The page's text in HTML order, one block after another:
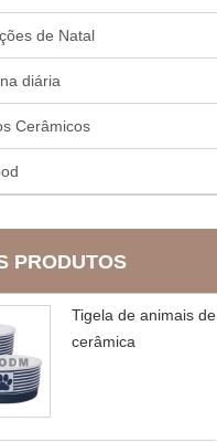
de Natal
diária
Cerâmicos
PRODUTOS
Tigela de animais de
cerâmica